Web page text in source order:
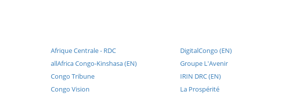
Afrique Centrale - RDC
allAfrica Congo-Kinshasa (EN)
Congo Tribune
Congo Vision
DigitalCongo (EN)
Groupe L'Avenir
IRIN DRC (EN)
La Prospérité